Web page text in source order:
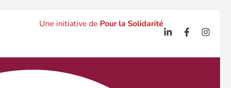
Une initiative de Pour la Solidarité